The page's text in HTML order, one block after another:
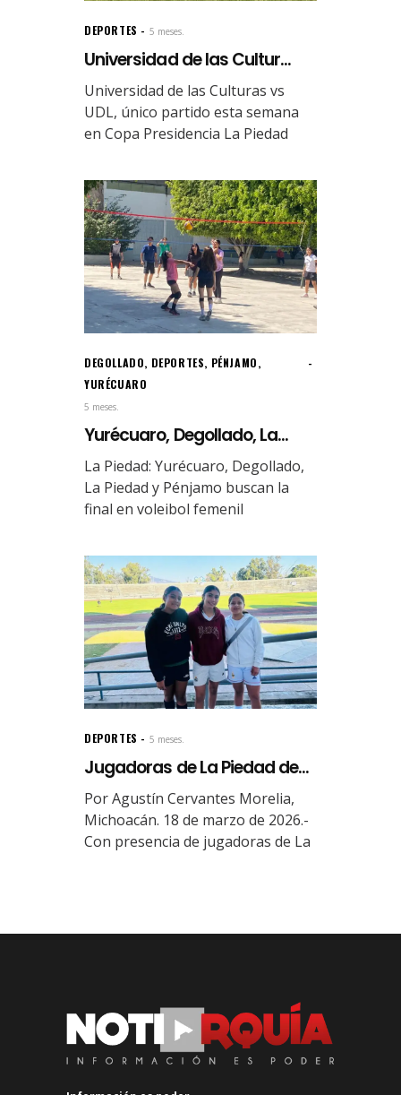
DEPORTES 5 meses.
Universidad de las Cultur...
Universidad de las Culturas vs
UDL, único partido esta semana
en Copa Presidencia La Piedad
DEGOLLADO, DEPORTES, PÉNJAMO,
YURÉCUARO
5 meses.
Yurécuaro, Degollado, La...
La Piedad: Yurécuaro, Degollado,
La Piedad y Pénjamo buscan la
final en voleibol femenil
DEPORTES 5 meses.
Jugadoras de La Piedad de...
Por Agustín Cervantes Morelia,
Michoacán. 18 de marzo de 2026.-
Con presencia de jugadoras de La